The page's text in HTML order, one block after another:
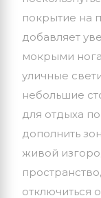
покрытие на
добавляет
мокрыми
уличные
небольшие
для отдыха
дополнить
живой
пространство,
отключиться